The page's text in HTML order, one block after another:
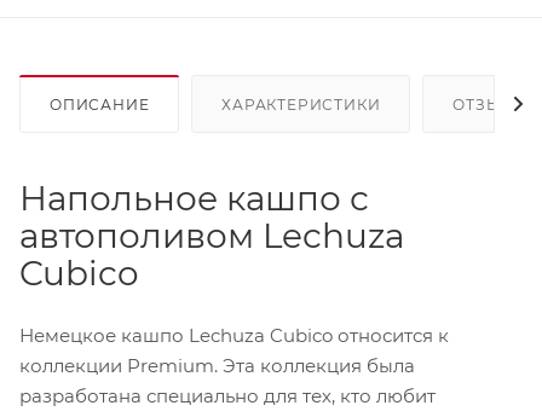
ОПИСАНИЕ ХАРАКТЕРИСТИКИ ОТЗЫВЫ
Напольное кашпо с
автополивом Lechuza
Cubico
Немецкое кашпо Lechuza Cubico относится к
коллекции Premium. Эта коллекция была
разработана специально для тех, кто любит